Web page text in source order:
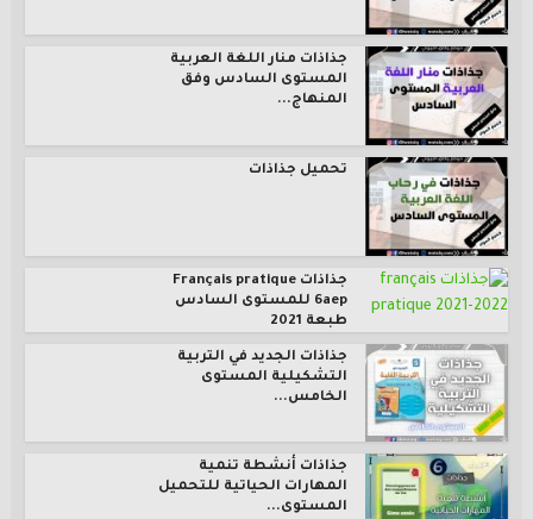
جذاذات منار اللغة العربية
المستوى السادس وفق
المنهاج...
تحميل جذاذات
جذاذات Français pratique
6aep للمستوى السادس
طبعة 2021
جذاذات الجديد في التربية
التشكيلية المستوى
الخامس...
جذاذات أنشطة تنمية
المهارات الحياتية للتحميل
المستوى...